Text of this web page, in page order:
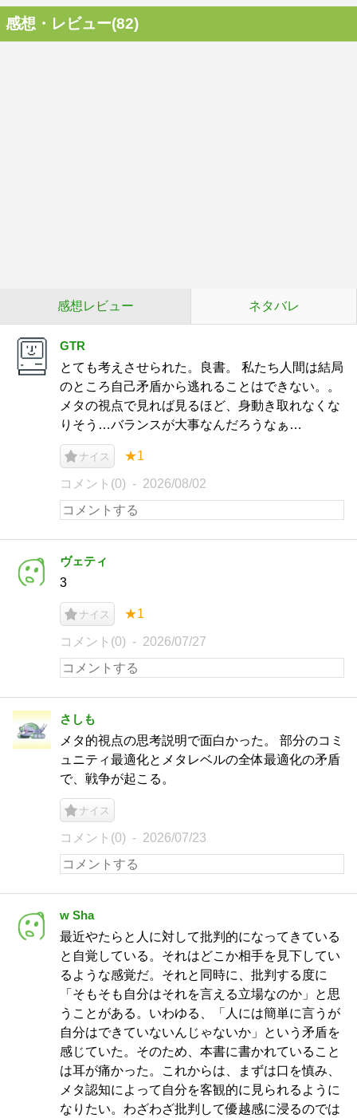
感想・レビュー(82)
感想レビュー ネタバレ
GTR
とても考えさせられた。良書。 私たち人間は結局
のところ自己矛盾から逃れることはできない。。
メタの視点で見れば見るほど、身動き取れなくな
りそう…バランスが大事なんだろうなぁ…
ナイス ★1
コメント(0) 2026/08/02
ヴェティ
3
ナイス ★1
コメント(0) 2026/07/27
さしも
メタ的視点の思考説明で面白かった。 部分のコミ
ュニティ最適化とメタレベルの全体最適化の矛盾
で、戦争が起こる。
ナイス
コメント(0) 2026/07/23
w Sha
最近やたらと人に対して批判的になってきている
と自覚している。それはどこか相手を見下してい
るような感覚だ。それと同時に、批判する度に
「そもそも自分はそれを言える立場なのか」と思
うことがある。いわゆる、「人には簡単に言うが
自分はできていないんじゃないか」という矛盾を
感じていた。そのため、本書に書かれていること
は耳が痛かった。これからは、まずは口を慎み、
メタ認知によって自分を客観的に見られるように
なりたい。わざわざ批判して優越感に浸るのでは